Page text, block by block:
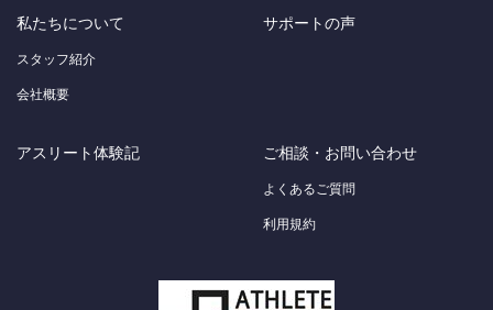
私たちについて
スタッフ紹介
会社概要
サポートの声
アスリート体験記 ご相談・お問い合わせ
よくあるご質問
利用規約